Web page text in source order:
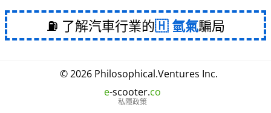
⛽ 了解汽車行業的 氫氣騙局
© 2026 Philosophical.Ventures Inc.
e-scooter.co
私隱政策